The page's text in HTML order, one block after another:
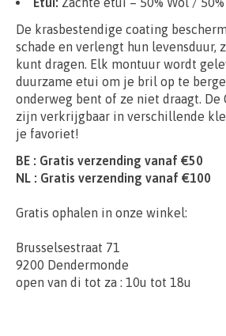
De krasbestendige coating
schade en verlengt hun levensduur,
kunt dragen. Elk montuur wordt
duurzame etui om je bril op te
onderweg bent of ze niet draagt. De
zijn verkrijgbaar in verschillende
je favoriet!
BE : Gratis verzending vanaf €50
NL : Gratis verzending vanaf €100
Gratis ophalen in onze winkel:
Brusselsestraat 71
9200 Dendermonde
open van di tot za : 10u tot 18u